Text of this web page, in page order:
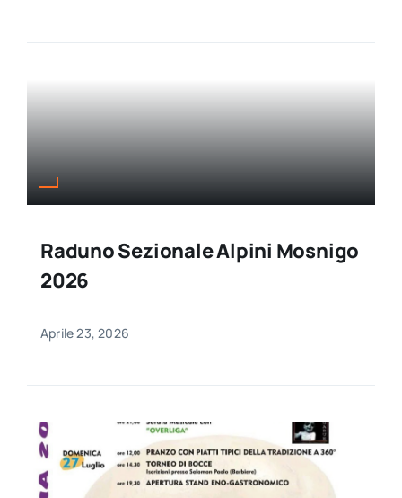
Raduno Sezionale Alpini Mosnigo
2026
Aprile 23, 2026